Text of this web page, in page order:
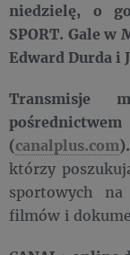
niedzielę, o
SPORT. Gale
Edward Durda i
Transmisje
(canalplus.com).
którzy
sportowych
filmów i